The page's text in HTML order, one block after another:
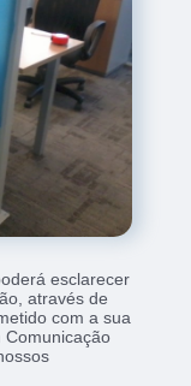
esclarecer
através de
com a sua
Comunicação